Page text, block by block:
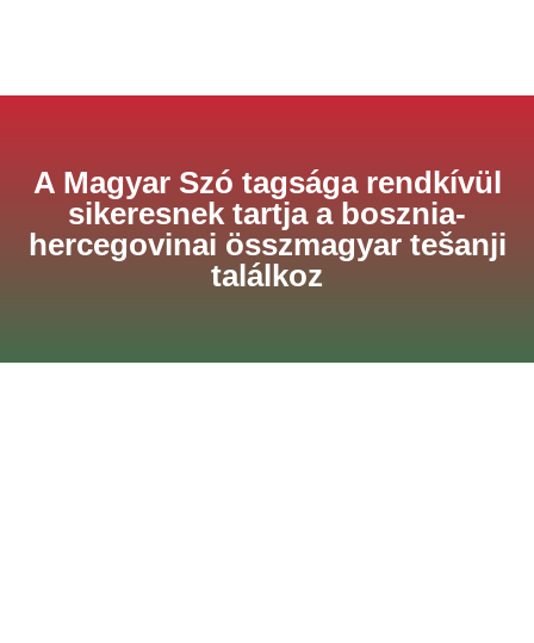
A Magyar Szó tagsága rendkívül
sikeresnek tartja a bosznia-
hercegovinai összmagyar tešanji
találkoz